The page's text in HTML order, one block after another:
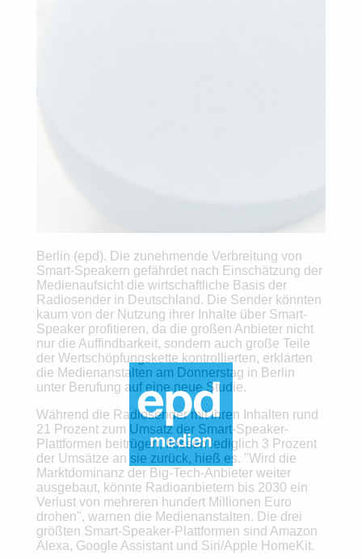
Berlin (epd). Die zunehmende Verbreitung von
Smart-Speakern gefährdet nach Einschätzung der
Medienaufsicht die wirtschaftliche Basis der
Radiosender in Deutschland. Die Sender könnten
kaum von der Nutzung ihrer Inhalte über Smart-
Speaker profitieren, da die großen Anbieter nicht
nur die Auffindbarkeit, sondern auch große Teile
der Wertschöpfungskette kontrollierten, erklärten
die Medienanstalten am Donnerstag in Berlin
unter Berufung auf eine neue Studie.
Während die Radiosender mit ihren Inhalten rund
21 Prozent zum Umsatz der Smart-Speaker-
Plattformen beitrügen, flössen lediglich 3 Prozent
der Umsätze an sie zurück, hieß es. "Wird die
Marktdominanz der Big-Tech-Anbieter weiter
ausgebaut, könnte Radioanbietern bis 2030 ein
Verlust von mehreren hundert Millionen Euro
drohen", warnen die Medienanstalten. Die drei
größten Smart-Speaker-Plattformen sind Amazon
Alexa, Google Assistant und Siri/Apple HomeKit.